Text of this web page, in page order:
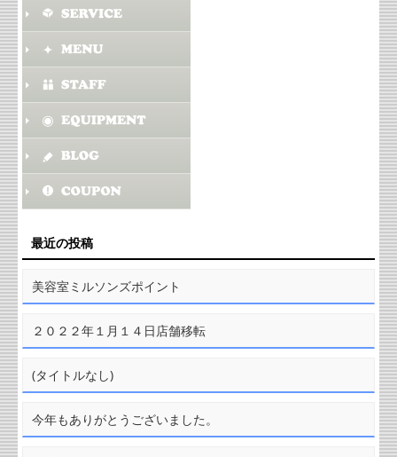
最近の投稿
美容室ミルソンズポイント
２０２２年１月１４日店舗移転
(タイトルなし)
今年もありがとうございました。